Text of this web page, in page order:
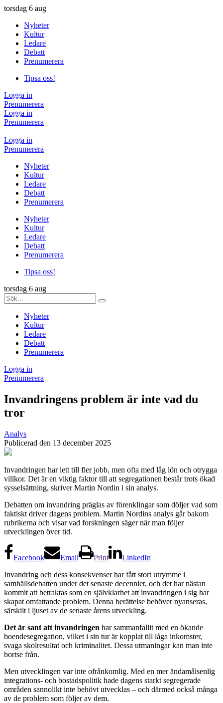
torsdag 6 aug
Nyheter
Kultur
Ledare
Debatt
Prenumerera
Tipsa oss!
Logga in
Prenumerera
Logga in
Prenumerera
Logga in
Prenumerera
Nyheter
Kultur
Ledare
Debatt
Prenumerera
Nyheter
Kultur
Ledare
Debatt
Prenumerera
Tipsa oss!
torsdag 6 aug
Nyheter
Kultur
Ledare
Debatt
Prenumerera
Logga in
Prenumerera
Invandringens problem är inte vad du
tror
Analys
Publicerad den 13 december 2025
Invandringen har lett till fler jobb, men ofta med låg lön och otrygga
villkor. Det är en viktig faktor till att segregationen består trots ökad
sysselsättning, skriver Martin Nordin i sin analys.
Debatten om invandring präglas av förenklingar som döljer vad som
faktiskt driver dagens problem. Martin Nordins analys går bakom
rubrikerna och visar vad forskningen säger när man följer
utvecklingen över tid.
Facebook Email Print
LinkedIn
Invandring och dess konsekvenser har fått stort utrymme i
samhällsdebatten under det senaste decenniet, och det har nästan
kommit att betraktas som en självklarhet att invandringen i sig har
skapat omfattande problem. Denna berättelse behöver nyanseras,
särskilt i ljuset av de senaste årens utveckling.
Det är sant att invandringen har sammanfallit med en ökande
boendesegregation, vilket i sin tur är kopplat till låga inkomster,
svaga skolresultat och kriminalitet. Dessa utmaningar kan man inte
bortse från.
Men utvecklingen var inte ofrånkomlig. Med en mer ändamålsenlig
integrations- och bostadspolitik hade dagens starkt segregerade
områden sannolikt inte behövt utvecklas – och därmed också många
av de problem som följer av dem.